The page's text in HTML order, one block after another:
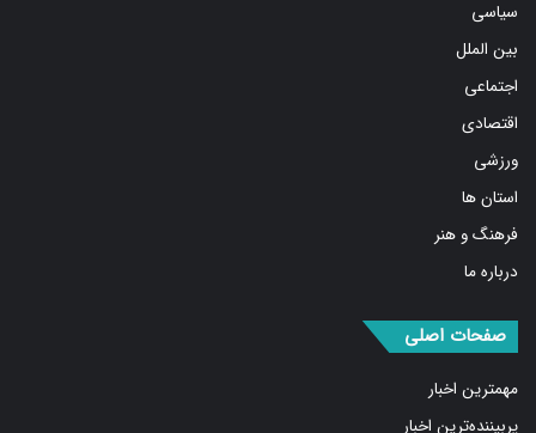
بین الملل
اجتماعی
اقتصادی
ورزشی
استان ها
فرهنگ و هنر
درباره ما
مهمترین اخبار
پربیننده‌ترین اخبار